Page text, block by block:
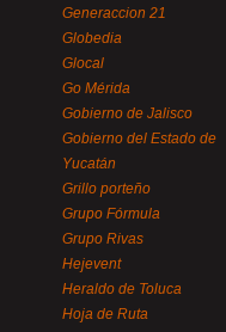
Generaccion 21
Globedia
Glocal
Go Mérida
Gobierno de Jalisco
Gobierno del Estado de
Yucatán
Grillo porteño
Grupo Fórmula
Grupo Rivas
Hejevent
Heraldo de Toluca
Hoja de Ruta